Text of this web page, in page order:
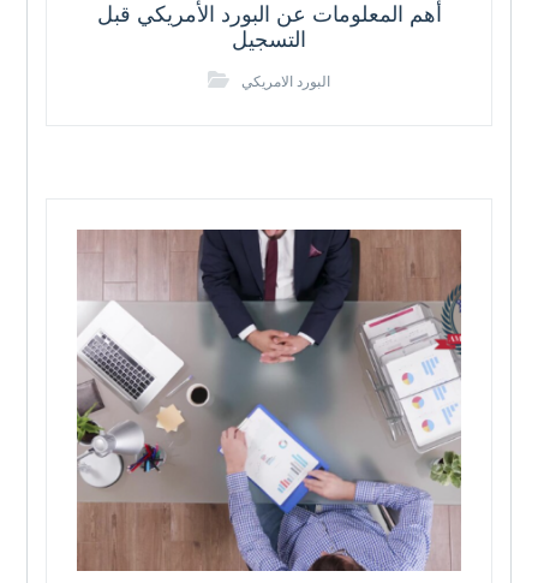
أهم المعلومات عن البورد الأمريكي قبل
التسجيل
البورد الامريكي